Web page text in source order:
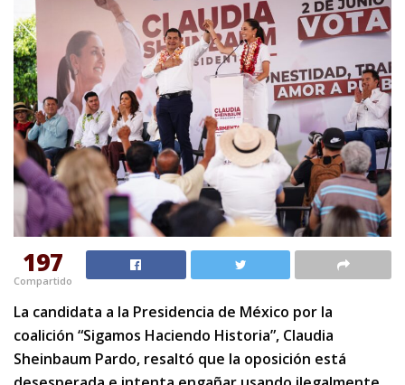
197
Compartido
La candidata a la Presidencia de México por la
coalición “Sigamos Haciendo Historia”, Claudia
Sheinbaum Pardo, resaltó que la oposición está